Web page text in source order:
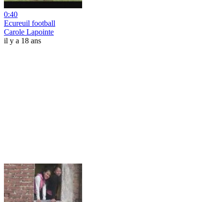
0:40
Ecureuil football
Carole Lapointe
il y a 18 ans